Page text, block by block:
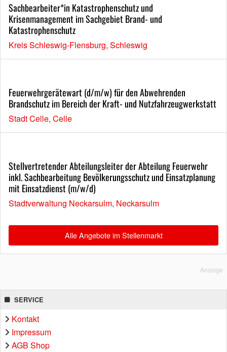
Sachbearbeiter*in Katastrophenschutz und
Krisenmanagement im Sachgebiet Brand- und
Katastrophenschutz
Kreis Schleswig-Flensburg, Schleswig
Feuerwehrgerätewart (d/m/w) für den Abwehrenden
Brandschutz im Bereich der Kraft- und Nutzfahrzeugwerkstatt
Stadt Celle, Celle
Stellvertretender Abteilungsleiter der Abteilung Feuerwehr
inkl. Sachbearbeitung Bevölkerungsschutz und Einsatzplanung
mit Einsatzdienst (m/w/d)
Stadtverwaltung Neckarsulm, Neckarsulm
Alle Angebote im Stellenmarkt
Anzeige
SERVICE
Kontakt
Impressum
AGB Shop